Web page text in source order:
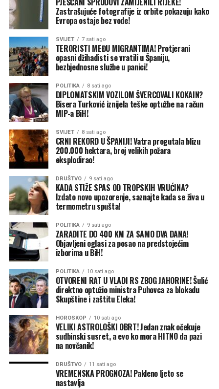
On objašnjava da je u toku procedura za sazivanje
vanredne Skupštine akcionara.
„Redovna skupština mora biti održana u roku od 30 dana
od upućivanja poziva za održavanje, a vanredna mora
biti održana u roku od 15 dana. Uskoro ću u skladu sa
propisanom procedurom sazvati vanrednu skupštinu i
javnost će o svemu biti obaviještena“, kaže Šulić.
Na pitanje da li će na dnevnom redu biti i prijedlog za
smjenu predsjednika Nadzornog odbora OC „Jahorina“
Nedeljka Eleka, Šulić kratko kaže: „Sve može biti na
dnevnom redu“.
Kada je u pitanju dnevni red, Šulić precizira da on kao
predstavnik državnog kapitala koji čini preko 90 odsto
ukupnog kapitala u OC „Jahorina“ predlaže dnevni red
za vanrednu skupštinu.
„Ja predlažem dnevni red, a od Vlade, odnosno od
resornog ministra dobijam preporuke za glasanje“,
objašnjava Šulić.
Ministar trgovine i turizma Ned Puhovac nije odgovarao
na pozive CAPITAL-a, a u petak je izjavio da se „na
Skupštini akcionara nije moglo glasati o finansijskom
izvještaju tog akcionarnog društva, jer je izvještaj sa
preporukom vraćen na doradu IRB-u RS“.
„IRB je taj koji daje upute kako će se glasati. Vlada RS je
samo ta koja to potvrđuje“, rekao je između ostalog
Puhovac za Aloonline.
Zastrašujuće fotografije iz orbite pokazuju kako
Evropa ostaje bez vode!
SVIJET 7 sati ago
TERORISTI MEĐU MIGRANTIMA! Protjerani
opasni džihadisti se vratili u Španiju,
bezbjednosne službe u panici!
POLITIKA 8 sati ago
DIPLOMATSKIM VOZILOM ŠVERCOVALI KOKAIN?
Bisera Turković iznijela teške optužbe na račun
MIP-a BiH!
SVIJET 8 sati ago
CRNI REKORD U ŠPANIJI! Vatra progutala blizu
200.000 hektara, broj velikih požara
eksplodirao!
DRUŠTVO 9 sati ago
KADA STIŽE SPAS OD TROPSKIH VRUĆINA?
Izdato novo upozorenje, saznajte kada se živa u
termometru spušta!
POLITIKA 9 sati ago
ZARADITE DO 400 KM ZA SAMO DVA DANA!
Objavljeni oglasi za posao na predstojećim
izborima u BiH!
POLITIKA 10 sati ago
OTVORENI RAT U VLADI RS ZBOG JAHORINE! Šulić
direktno optužio ministra Puhovca za blokadu
Skupštine i zaštitu Eleka!
HOROSKOP 10 sati ago
VELIKI ASTROLOŠKI OBRT! Jedan znak očekuje
sudbinski susret, a evo ko mora HITNO da pazi
na novčanik!
DRUŠTVO 11 sati ago
VREMENSKA PROGNOZA! Pakleno ljeto se
nastavlja